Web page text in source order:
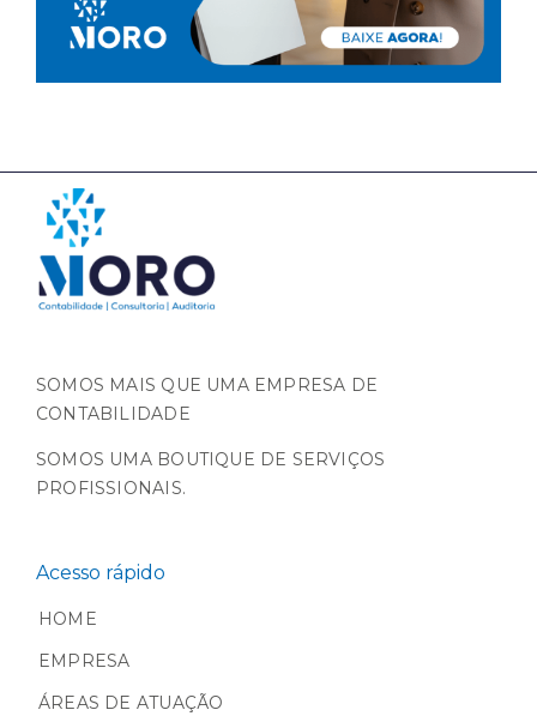
SOMOS MAIS QUE UMA EMPRESA DE
CONTABILIDADE
SOMOS UMA BOUTIQUE DE SERVIÇOS
PROFISSIONAIS.
Acesso rápido
HOME
EMPRESA
ÁREAS DE ATUAÇÃO